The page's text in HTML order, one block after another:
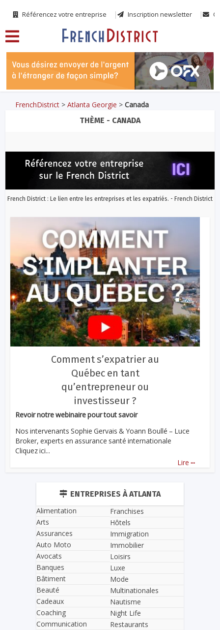
Référencez votre entreprise Inscription newsletter
FrenchDistrict >Atlanta Georgie >Canada
THÈME - CANADA
French District : Le lien entre les entreprises et les expatriés. - French District
Comment s’expatrier au
Québec en tant
qu’entrepreneur ou
investisseur ?
Revoir notre webinaire pour tout savoir
Nos intervenants Sophie Gervais & Yoann Boullé – Luce
Broker, experts en assurance santé internationale
Cliquez ici...
Lire ...
ENTREPRISES À ATLANTA
Alimentation
Arts
Assurances
Auto Moto
Avocats
Banques
Bâtiment
Beauté
Cadeaux
Coaching
Communication
Franchises
Hôtels
Immigration
Immobilier
Loisirs
Luxe
Mode
Multinationales
Nautisme
Night Life
Restaurants